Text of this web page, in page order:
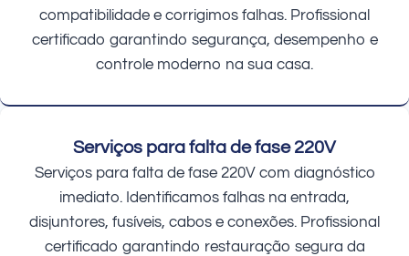
compatibilidade e corrigimos falhas. Profissional
certificado garantindo segurança, desempenho e
controle moderno na sua casa.
Serviços para falta de fase 220V
Serviços para falta de fase 220V com diagnóstico
imediato. Identificamos falhas na entrada,
disjuntores, fusíveis, cabos e conexões. Profissional
certificado garantindo restauração segura da